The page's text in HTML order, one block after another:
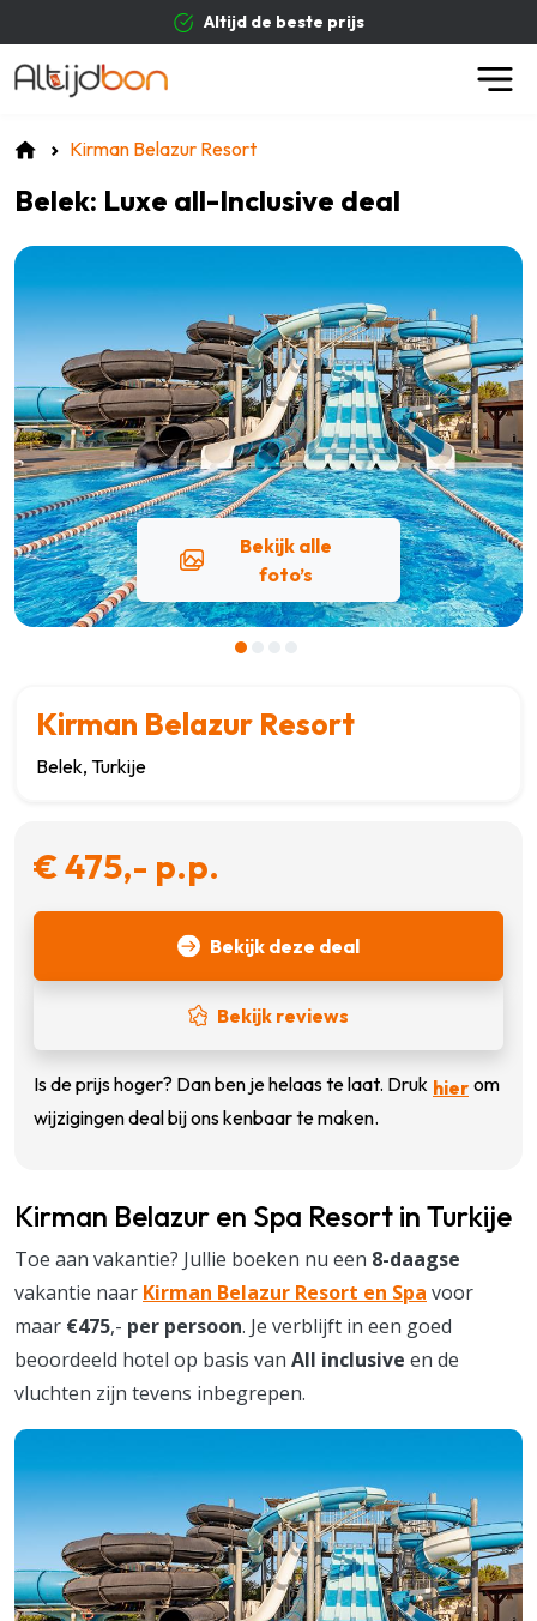
Altijd de beste prijs
Kirman Belazur Resort
Belek: Luxe all-Inclusive deal
Bekijk alle
foto’s
Kirman Belazur Resort
Belek, Turkije
€ 475,- p.p.
Bekijk deze deal
Bekijk reviews
Is de prijs hoger? Dan ben je helaas te laat. Druk hier om
wijzigingen deal bij ons kenbaar te maken.
Kirman Belazur en Spa Resort in Turkije
Toe aan vakantie? Jullie boeken nu een 8-daagse
vakantie naar Kirman Belazur Resort en Spa voor
maar €475,- per persoon. Je verblijft in een goed
beoordeeld hotel op basis van All inclusive en de
vluchten zijn tevens inbegrepen.